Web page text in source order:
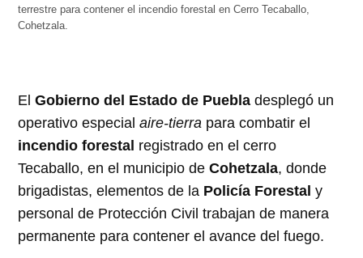
terrestre para contener el incendio forestal en Cerro Tecaballo,
Cohetzala.
ElGobierno del Estado de Puebla desplegó un
operativo especialaire-tierra para combatir el
incendio forestal registrado en el cerro
Tecaballo, en el municipio deCohetzala, donde
brigadistas, elementos de la Policía Forestal y
personal de Protección Civil trabajan de manera
permanente para contener el avance del fuego.